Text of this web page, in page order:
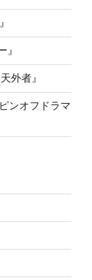
』
外者』
ンオフドラマ